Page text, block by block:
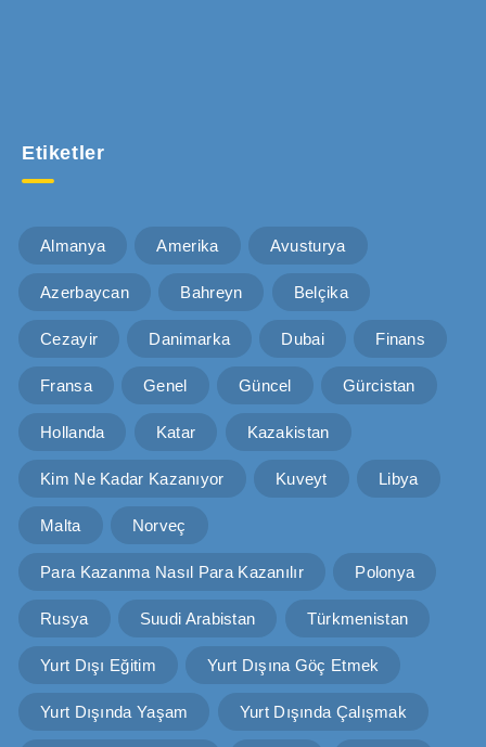
Etiketler
Almanya Amerika Avusturya
Azerbaycan Bahreyn Belçika
Cezayir Danimarka Dubai Finans
Fransa Genel Güncel Gürcistan
Hollanda Katar Kazakistan
Kim Ne Kadar Kazanıyor Kuveyt Libya
Malta Norveç
Para Kazanma Nasıl Para Kazanılır Polonya
Rusya Suudi Arabistan Türkmenistan
Yurt Dışı Eğitim Yurt Dışına Göç Etmek
Yurt Dışında Yaşam Yurt Dışında Çalışmak